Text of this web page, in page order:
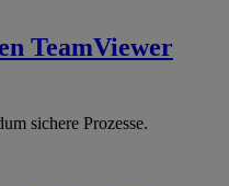
TeamViewer
sichere Prozesse.